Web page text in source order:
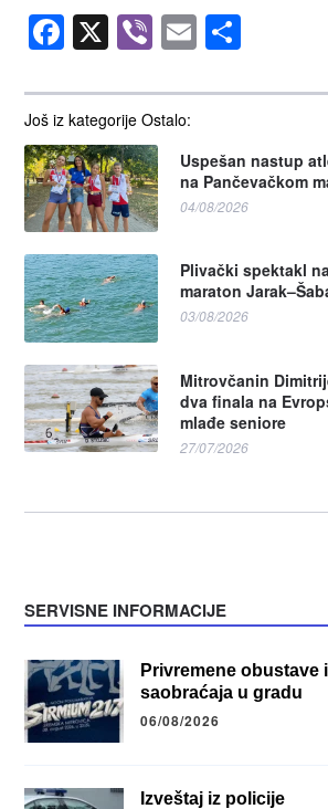
Još iz kategorije Ostalo:
Uspešan nastup
na Pančevačkom
04/08/2026
Plivački spektakl
maraton
03/08/2026
Mitrovčanin
dva finala na
mlađe seniore
27/07/2026
Facebook
X Viber
Email
SERVISNE INFORMACIJE
Privremene obustave
saobraćaja u gradu
06/08/2026
Izveštaj iz policije